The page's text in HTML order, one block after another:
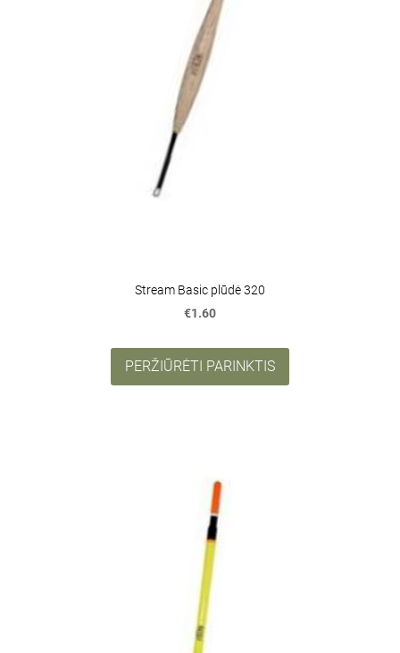
Stream Basic plūdė 320
€1.60
PERŽIŪRĖTI PARINKTIS